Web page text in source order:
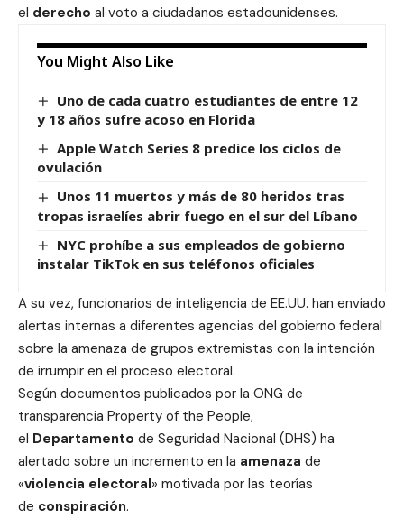
el derecho al voto a ciudadanos estadounidenses.
You Might Also Like
Uno de cada cuatro estudiantes de entre 12
y 18 años sufre acoso en Florida
Apple Watch Series 8 predice los ciclos de
ovulación
Unos 11 muertos y más de 80 heridos tras
tropas israelíes abrir fuego en el sur del Líbano
NYC prohíbe a sus empleados de gobierno
instalar TikTok en sus teléfonos oficiales
A su vez, funcionarios de inteligencia de EE.UU. han enviado
alertas internas a diferentes agencias del gobierno federal
sobre la amenaza de grupos extremistas con la intención
de irrumpir en el proceso electoral.
Según documentos publicados por la ONG de
transparencia Property of the People,
el Departamento de Seguridad Nacional (DHS) ha
alertado sobre un incremento en la amenaza de
«violencia electoral» motivada por las teorías
de conspiración.